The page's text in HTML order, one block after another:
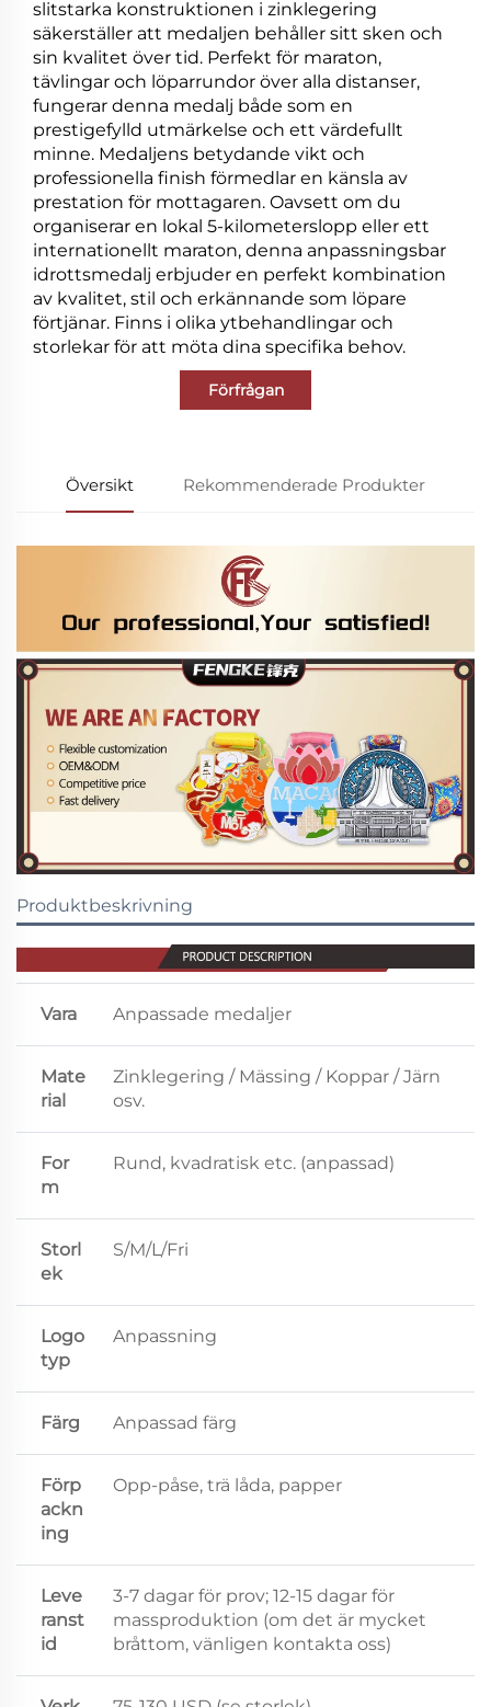
slitstarka konstruktionen i zinklegering
säkerställer att medaljen behåller sitt sken och
sin kvalitet över tid. Perfekt för maraton,
tävlingar och löparrundor över alla distanser,
fungerar denna medalj både som en
prestigefylld utmärkelse och ett värdefullt
minne. Medaljens betydande vikt och
professionella finish förmedlar en känsla av
prestation för mottagaren. Oavsett om du
organiserar en lokal 5-kilometerslopp eller ett
internationellt maraton, denna anpassningsbar
idrottsmedalj erbjuder en perfekt kombination
av kvalitet, stil och erkännande som löpare
förtjänar. Finns i olika ytbehandlingar och
storlekar för att möta dina specifika behov.
Förfrågan
Översikt Rekommenderade Produkter
Produktbeskrivning
Vara Anpassade medaljer
Mate
rial
Zinklegering / Mässing / Koppar / Järn
osv.
For
m
Rund, kvadratisk etc. (anpassad)
Storl
ek
S/M/L/Fri
Logo
typ
Anpassning
Färg Anpassad färg
Förp
ackn
ing
Opp-påse, trä låda, papper
Leve
ranst
id
3-7 dagar för prov; 12-15 dagar för
massproduktion (om det är mycket
bråttom, vänligen kontakta oss)